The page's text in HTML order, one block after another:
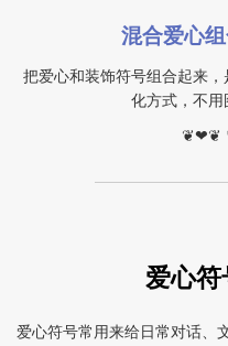
混合爱心
把爱心和装饰符号组合起来
化方式，不用
❦❤❦
爱心
爱心符号常用来给日常对话、